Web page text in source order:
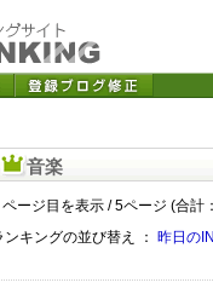
音楽
ージ目を表示 / 5ページ (合計
ンキングの並び替え ： 昨日の